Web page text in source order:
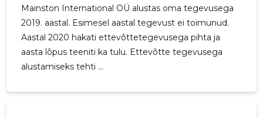
Mainston International OÜ alustas oma tegevusega
2019. aastal. Esimesel aastal tegevust ei toimunud.
Aastal 2020 hakati ettevõttetegevusega pihta ja
aasta lõpus teeniti ka tulu. Ettevõtte tegevusega
alustamiseks tehti ...